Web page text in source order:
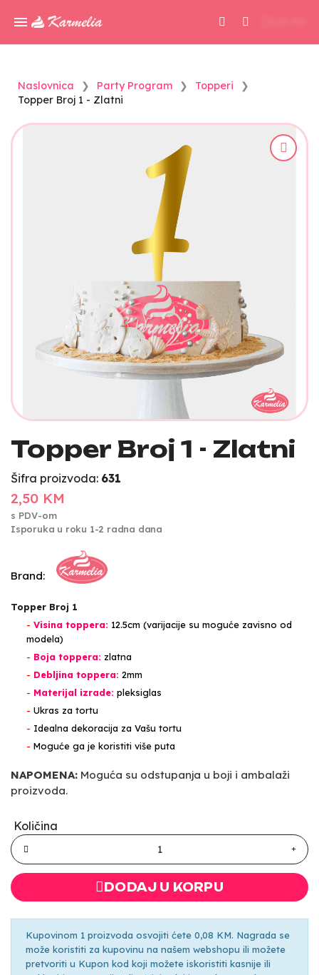
Naslovnica Party Program
Topperi
Topper Broj 1 - Zlatni
Topper Broj 1 - Zlatni
Šifra proizvoda: 631
2,50 KM
s PDV-om
Isporuka u roku 1-2 radna dana
Brand:
Topper Broj 1
- Visina toppera: 12.5cm (varijacije su moguće zavisno od
modela)
- Boja toppera: zlatna
- Debljina toppera: 2mm
- Materijal izrade: pleksiglas
- Ukras za tortu
- Idealna dekoracija za Vašu tortu
- Moguće ga je koristiti više puta
NAPOMENA: Moguća su odstupanja u boji i ambalaži
proizvoda.
Količina
DODAJ U KORPU
Kupovinom 1 proizvoda osvojiti ćete 0,08 KM. Nagrada se
može koristiti za kupovinu na našem webshopu ili možete
pretvoriti u Kupon kod koji možete iskoristiti kasnije ili